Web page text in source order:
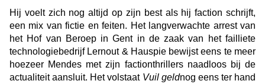
Hij voelt zich nog altijd op zijn best als hij faction schrijft,
een mix van fictie en feiten. Het langverwachte arrest van
het Hof van Beroep in Gent in de zaak van het failliete
technologiebedrijf Lernout & Hauspie bewijst eens te meer
hoezeer Mendes met zijn factionthrillers naadloos bij de
actualiteit aansluit. Het volstaat Vuil geldnog eens ter hand